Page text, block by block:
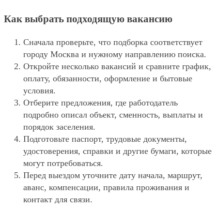
Как выбрать подходящую вакансию
Сначала проверьте, что подборка соответствует
городу Москва и нужному направлению поиска.
Откройте несколько вакансий и сравните график,
оплату, обязанности, оформление и бытовые
условия.
Отберите предложения, где работодатель
подробно описал объект, сменность, выплаты и
порядок заселения.
Подготовьте паспорт, трудовые документы,
удостоверения, справки и другие бумаги, которые
могут потребоваться.
Перед выездом уточните дату начала, маршрут,
аванс, компенсации, правила проживания и
контакт для связи.